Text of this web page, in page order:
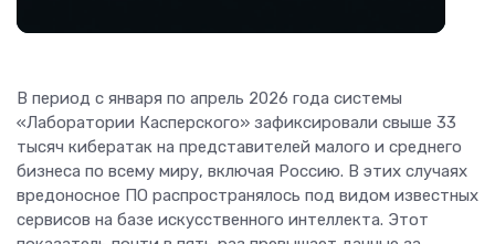
В период с января по апрель 2026 года системы
«Лаборатории Касперского» зафиксировали свыше 33
тысяч кибератак на представителей малого и среднего
бизнеса по всему миру, включая Россию. В этих случаях
вредоносное ПО распространялось под видом известных
сервисов на базе искусственного интеллекта. Этот